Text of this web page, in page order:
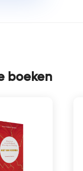
boeken